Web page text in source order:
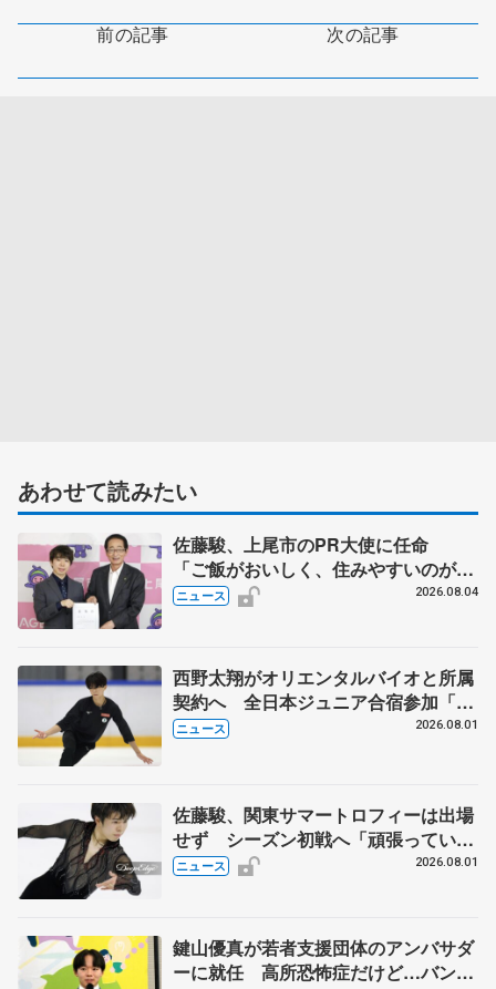
前の記事 次の記事
あわせて読みたい
佐藤駿、上尾市のPR大使に任命
「ご飯がおいしく、住みやすいのが魅
力」
ニュース 2026.08.04
西野太翔がオリエンタルバイオと所属
契約へ 全日本ジュニア合宿参加「結
果残していかないと」 講師はジェー
ニュース 2026.08.01
佐藤駿、関東サマートロフィーは出場
せず シーズン初戦へ「頑張っていき
ます」
ニュース 2026.08.01
鍵山優真が若者支援団体のアンバサダ
ーに就任 高所恐怖症だけど…バンジ